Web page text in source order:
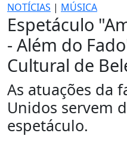
NOTÍCIAS | MÚSICA
Espetáculo
- Além do
Cultural de
As atuações da
Unidos servem
espetáculo.